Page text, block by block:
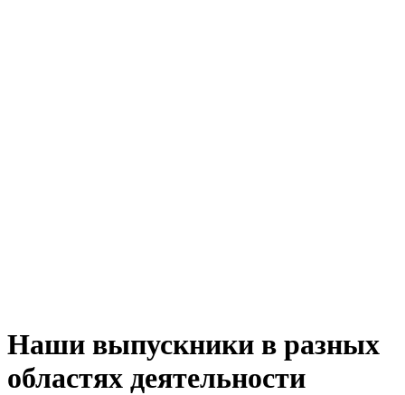
Наши выпускники в разных
областях деятельности